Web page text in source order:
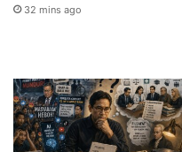
32 mins ago